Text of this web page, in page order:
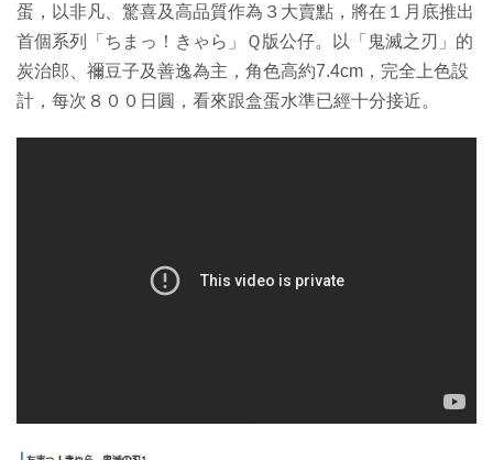
蛋，以非凡、驚喜及高品質作為３大賣點，將在１月底推出
首個系列「ちまっ！きゃら」Ｑ版公仔。以「鬼滅之刃」的
炭治郎、禰豆子及善逸為主，角色高約7.4cm，完全上色設
計，每次８００日圓，看來跟盒蛋水準已經十分接近。